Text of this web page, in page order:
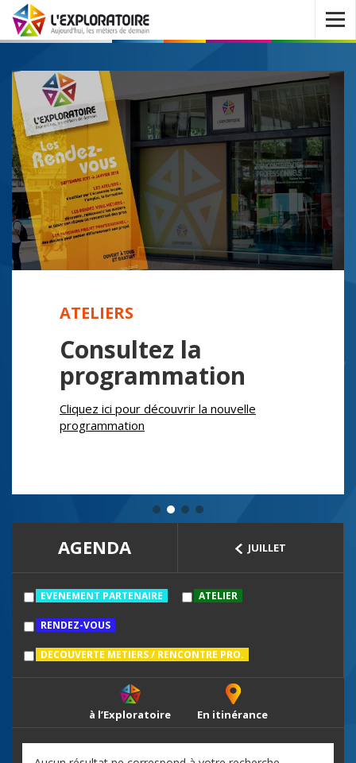
Ouvrir
le
menu
ATELIERS
Consultez la
programmation
Cliquez ici pour découvrir la nouvelle
programmation
AGENDA JUILLET
EVENEMENT PARTENAIRE ATELIER
RENDEZ-VOUS
DECOUVERTE METIERS / RENCONTRE PRO.
à l’Exploratoire En itinérance